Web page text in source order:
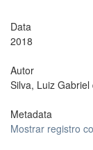
Data
2018
Autor
Silva, Luiz Gabriel
Metadata
Mostrar registro